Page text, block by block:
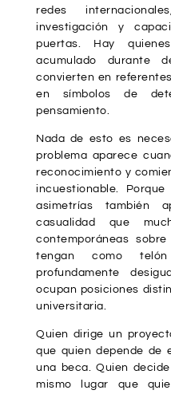
redes
investigación y
puertas. Hay
acumulado durante
convierten en
en símbolos de
pensamiento.
Nada de esto es
problema aparece
reconocimiento y
incuestionable.
asimetrías también
casualidad que
contemporáneas
tengan como
profundamente
ocupan posiciones
universitaria.
Quien dirige un
que quien depende de
una beca. Quien
mismo lugar que